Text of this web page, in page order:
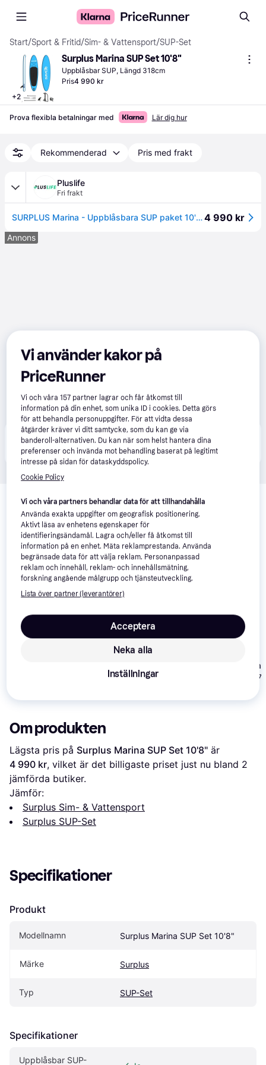
Start/Sport & Fritid/Sim- & Vattensport/SUP-Set
+2
Surplus Marina SUP Set 10'8"
Uppblåsbar SUP, Längd 318cm
Pris4 990 kr
Prova flexibla betalningar med Lär dig hur
Rekommenderad Pris med frakt
Pluslife
Fri frakt
SURPLUS Marina - Uppblåsbara SUP paket 10'8"4 990 kr
Annons
Produkten finns även hos 1 butik som valt att inte
samarbeta med PriceRunner.
Relaterade produkter
Vi har plockat fram ett urval av produkter som kanske skulle
intressera dig. Visa alla
Bestway Hydro Force
Deep Sea
SUP Board
Om produkten
Lägsta pris på Surplus Marina SUP Set 10'8"
4 990 kr, vilket är det billigaste priset just nu bland 2
jämförda butiker.
Jämför:
Surplus Sim- & Vattensport
Surplus SUP-Set
Specifikationer
Produkt
Modellnamn Surplus Marina SUP Set 10'8"
Märke Surplus
Typ SUP-Set
Specifikationer
Uppblåsbar SUP-
Vi använder kakor på
PriceRunner
Vi och våra157 partner lagrar och får åtkomst till
information på din enhet, som unika ID i cookies. Detta görs
för att behandla personuppgifter. För att vidta dessa
åtgärder kräver vi ditt samtycke, som du kan ge via
banderoll-alternativen. Du kan när som helst hantera dina
preferenser och invända mot behandling baserat på legitimt
intresse på sidan för dataskyddspolicy.
Cookie Policy
Vi och våra partners behandlar data för att tillhandahålla
Använda exakta uppgifter om geografisk positionering.
Aktivt läsa av enhetens egenskaper för
identifieringsändamål. Lagra och/eller få åtkomst till
information på en enhet. Mäta reklamprestanda. Använda
begränsade data för att välja reklam. Personanpassad
reklam och innehåll, reklam- och innehållsmätning,
forskning angående målgrupp och tjänsteutveckling.
Lista över partner (leverantörer)
Neka alla
Acceptera
Inställningar